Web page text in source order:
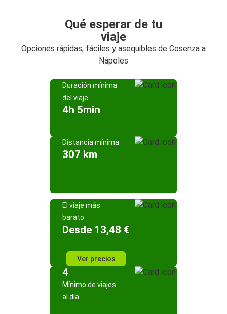
Qué esperar de tu
viaje
Opciones rápidas, fáciles y asequibles de Cosenza a
Nápoles
Duración mínima
del viaje
4h 5min
Distancia mínima
307 km
El viaje más
barato
Desde 13,48 €
Ver precios
4
Mínimo de viajes
al día